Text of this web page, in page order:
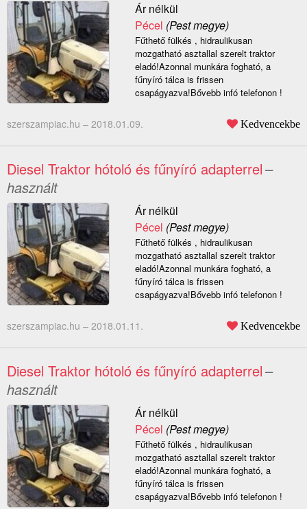
Ár nélkül
Pécel (Pest megye)
Fűthető fülkés , hidraulikusan
mozgatható asztallal szerelt traktor
eladó!Azonnal munkára fogható, a
fűnyíró tálca is frissen
csapágyazva!Bővebb infó telefonon !
szerszampiac.hu – 2018.01.09. Kedvencekbe
Diesel Traktor hótoló és fűnyíró adapterrel–
használt
Ár nélkül
Pécel (Pest megye)
Fűthető fülkés , hidraulikusan
mozgatható asztallal szerelt traktor
eladó!Azonnal munkára fogható, a
fűnyíró tálca is frissen
csapágyazva!Bővebb infó telefonon !
szerszampiac.hu – 2018.01.11. Kedvencekbe
Diesel Traktor hótoló és fűnyíró adapterrel–
használt
Ár nélkül
Pécel (Pest megye)
Fűthető fülkés , hidraulikusan
mozgatható asztallal szerelt traktor
eladó!Azonnal munkára fogható, a
fűnyíró tálca is frissen
csapágyazva!Bővebb infó telefonon !